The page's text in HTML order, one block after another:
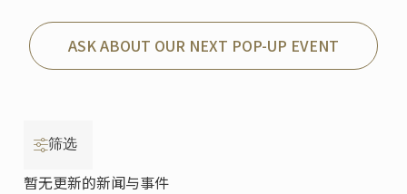
ASK ABOUT OUR NEXT POP-UP EVENT
筛选
暂无更新的新闻与事件